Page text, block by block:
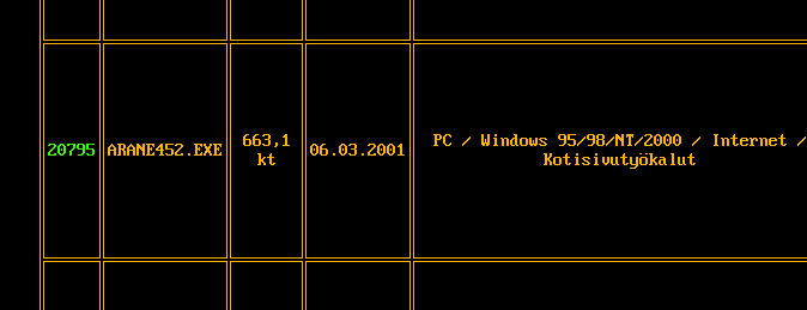
20795 ARANE452.EXE
663,1
kt
06.03.2001
PC / Windows 95/98/NT/2000 / Internet /
Kotisivutyökalut